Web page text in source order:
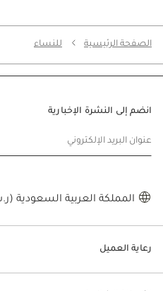
الصفحة الرئيسية للنساء
رعاية العميل
انضم إلى النشرة الإخبارية
عنوان البريد الإلكتروني
المملكة العربية السعودية